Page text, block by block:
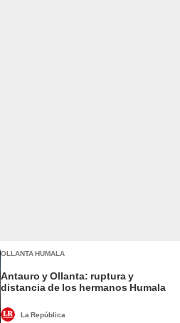
OLLANTA HUMALA
Antauro y Ollanta: ruptura y
distancia de los hermanos Humala
La República